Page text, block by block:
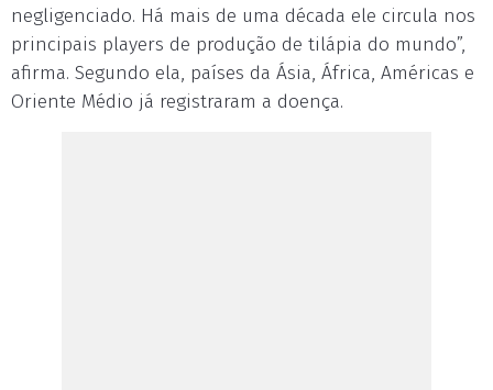
negligenciado. Há mais de uma década ele circula nos
principais players de produção de tilápia do mundo”,
afirma. Segundo ela, países da Ásia, África, Américas e
Oriente Médio já registraram a doença.